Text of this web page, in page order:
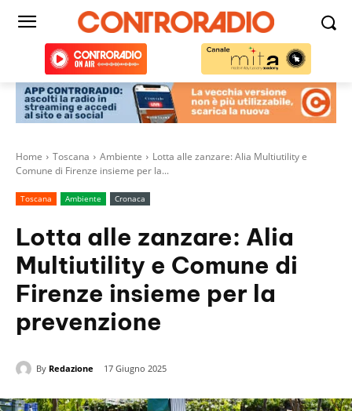
Home Toscana Ambiente
Lotta alle zanzare: Alia Multiutility e
Comune di Firenze insieme per la...
Toscana Ambiente Cronaca
Lotta alle zanzare: Alia
Multiutility e Comune di
Firenze insieme per la
prevenzione
By Redazione 17 Giugno 2025